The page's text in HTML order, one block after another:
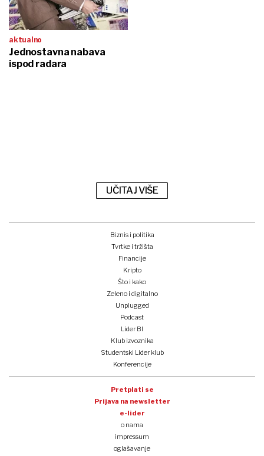
aktualno
Jednostavna nabava
ispod radara
UČITAJ VIŠE
Biznis i politika
Tvrtke i tržišta
Financije
Kripto
Što i kako
Zeleno i digitalno
Unplugged
Podcast
Lider BI
Klub izvoznika
Studentski Lider klub
Konferencije
Pretplati se
Prijava na newsletter
e-lider
o nama
impressum
oglašavanje